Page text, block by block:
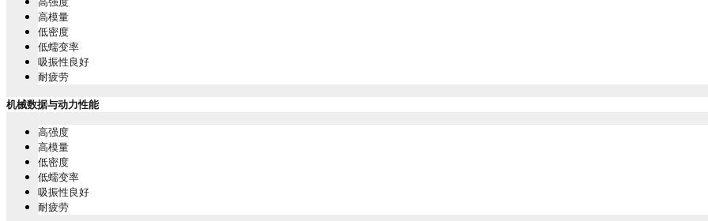
高模量
低密度
低蠕变率
吸振性良好
耐疲劳
机械数据与动力性能
高强度
高模量
低密度
低蠕变率
吸振性良好
耐疲劳